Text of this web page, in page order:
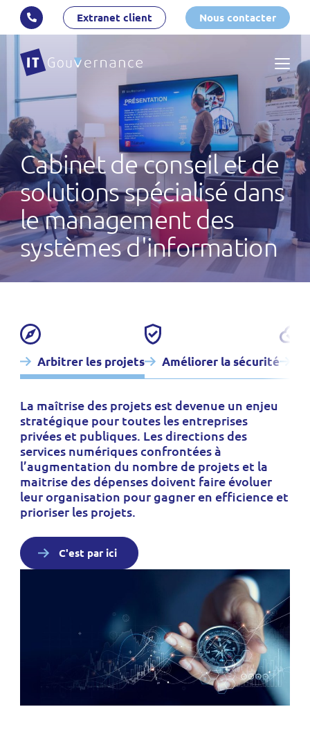
Extranet client Nous contacter
Cabinet de conseil et de
solutions spécialisé dans
le management des
systèmes d'information
Arbitrer les projets Améliorer la sécurité
La maîtrise des projets est devenue un enjeu
stratégique pour toutes les entreprises
privées et publiques. Les directions des
services numériques confrontées à
l’augmentation du nombre de projets et la
maitrise des dépenses doivent faire évoluer
leur organisation pour gagner en efficience et
prioriser les projets.
C'est par ici